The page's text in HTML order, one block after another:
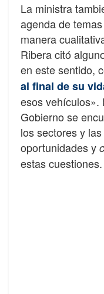
La ministra
agenda de
manera
Ribera citó
en este sentido,
al final de su
esos vehículos».
Gobierno se
los sectores y
oportunidades y
estas cuestiones.